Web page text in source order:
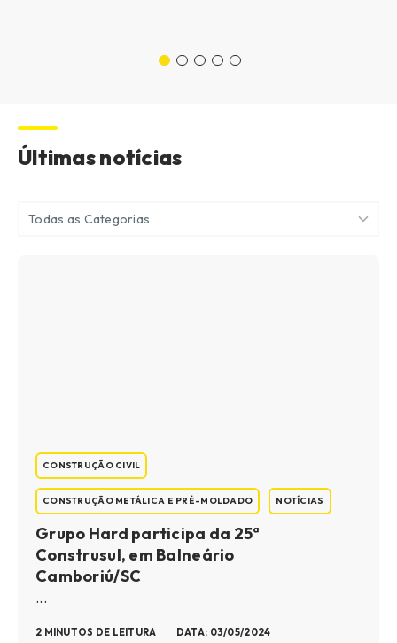
Últimas notícias
CONSTRUÇÃO CIVIL
CONSTRUÇÃO METÁLICA E PRÉ-MOLDADO NOTÍCIAS
Grupo Hard participa da 25ª
Construsul, em Balneário
Camboriú/SC
...
2 MINUTOS DE LEITURA DATA: 03/05/2024
Todas as Categorias